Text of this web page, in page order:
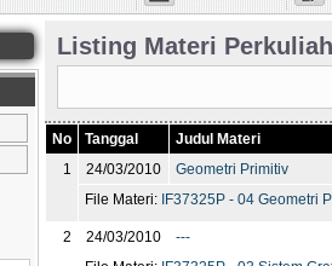
Listing Materi
No Tanggal
Judul Materi
1
24/03/2010
Geometri Primitiv
File Materi: IF37325P - 04 Geometri
2 24/03/2010
---